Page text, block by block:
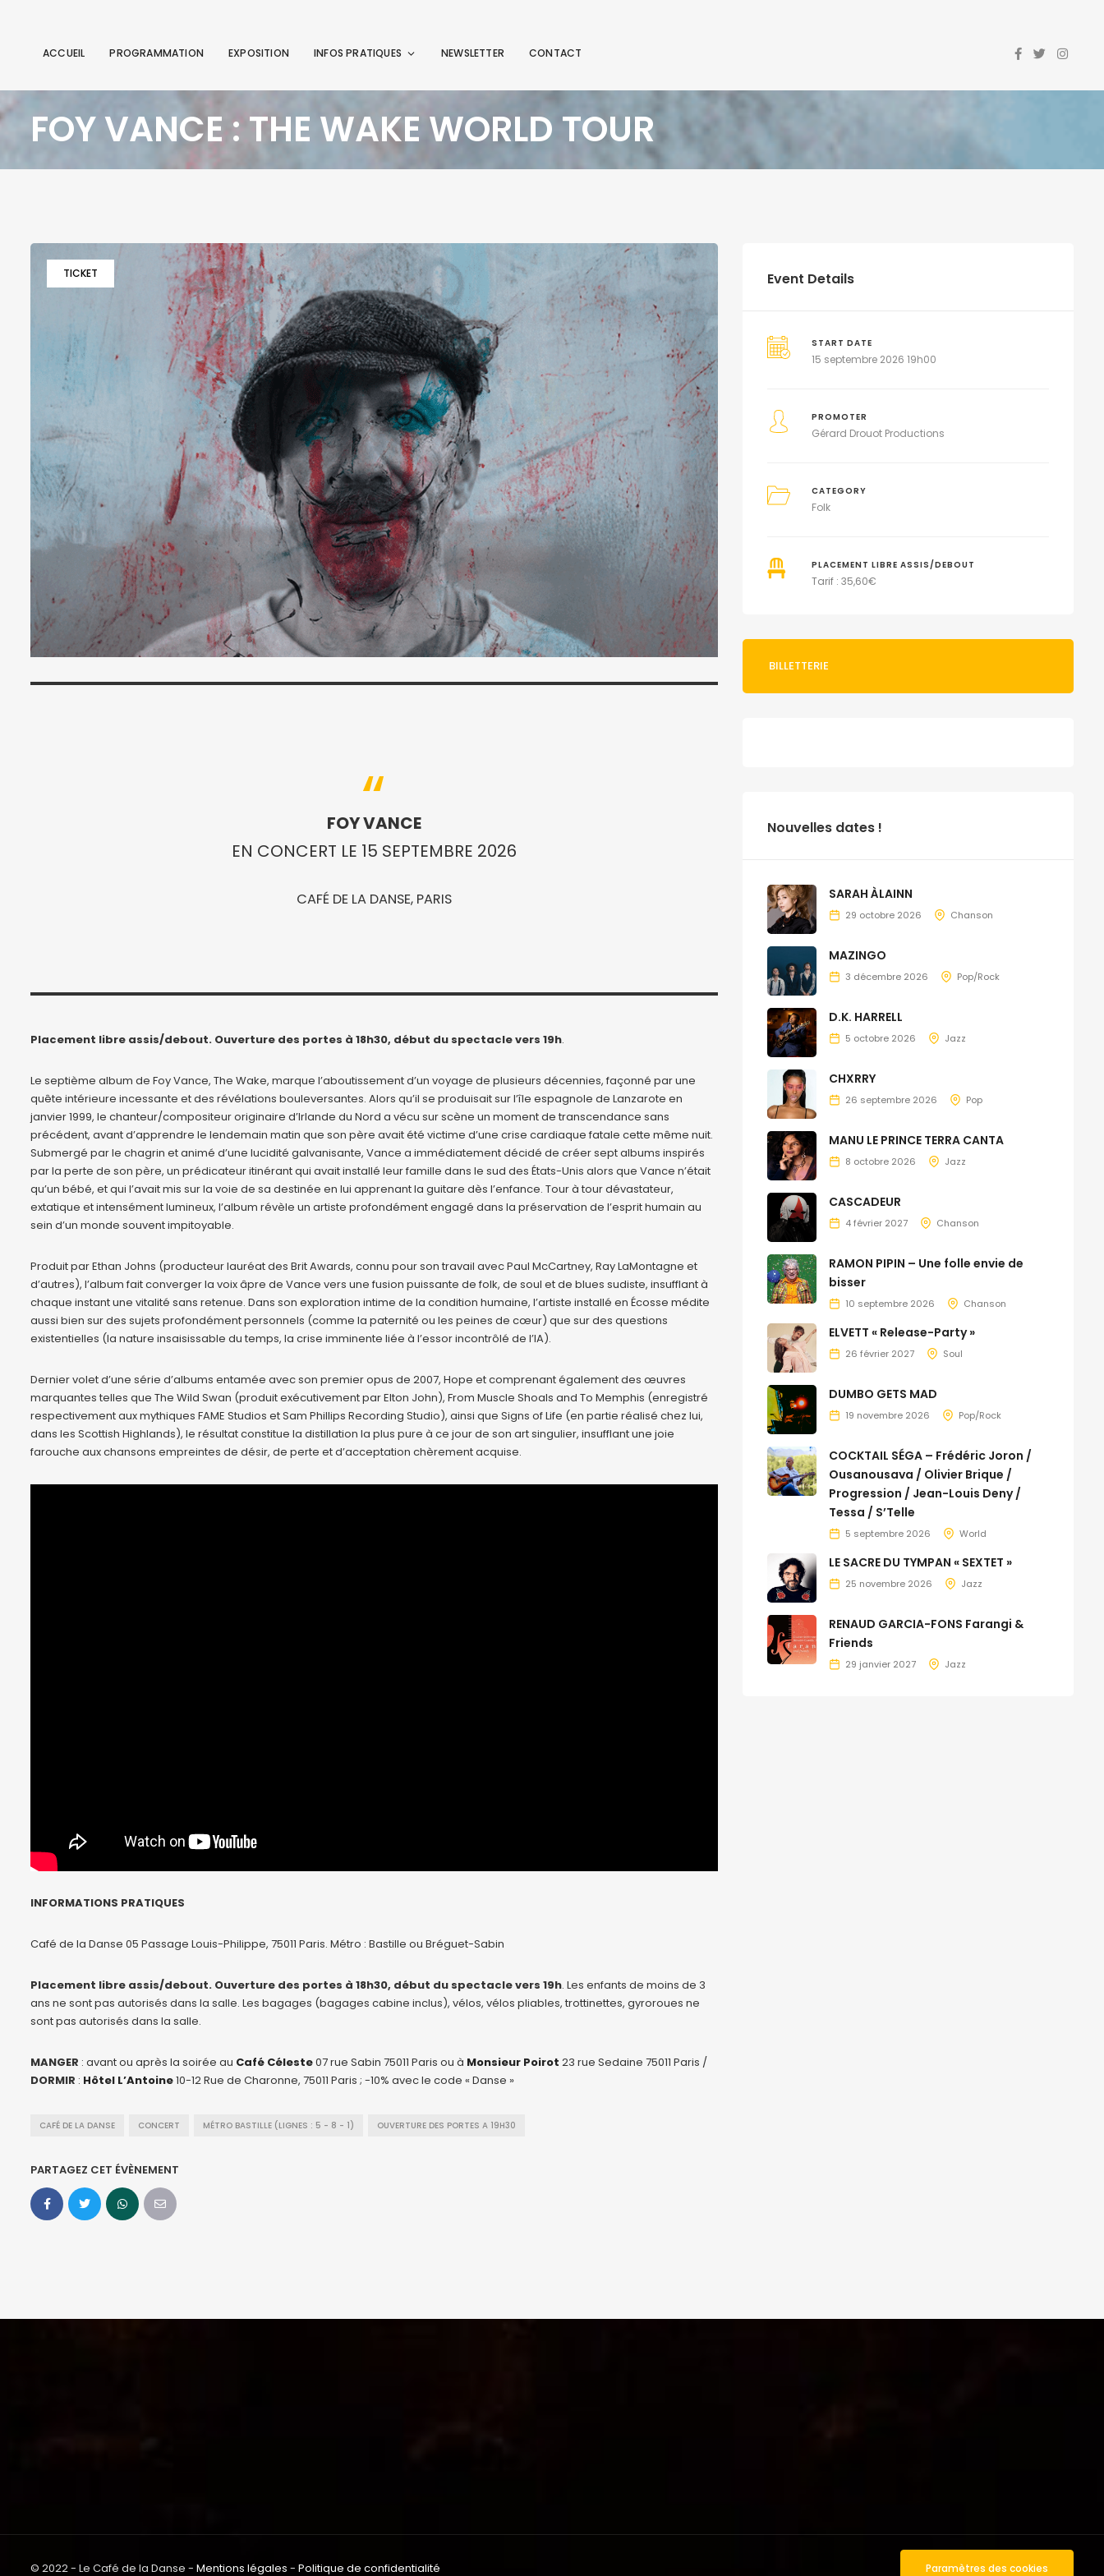
ACCUEIL PROGRAMMATION EXPOSITION INFOS PRATIQUES NEWSLETTER CONTACT
FOY VANCE : THE WAKE WORLD TOUR
TICKET
FOY VANCE
EN CONCERT LE 15 SEPTEMBRE 2026
CAFÉ DE LA DANSE, PARIS
Placement libre assis/debout. Ouverture des portes à 18h30, début du spectacle vers 19h.
Le septième album de Foy Vance, The Wake, marque l’aboutissement d’un voyage de plusieurs décennies, façonné par une
quête intérieure incessante et des révélations bouleversantes. Alors qu’il se produisait sur l’île espagnole de Lanzarote en
janvier 1999, le chanteur/compositeur originaire d’Irlande du Nord a vécu sur scène un moment de transcendance sans
précédent, avant d’apprendre le lendemain matin que son père avait été victime d’une crise cardiaque fatale cette même nuit.
Submergé par le chagrin et animé d’une lucidité galvanisante, Vance a immédiatement décidé de créer sept albums inspirés
par la perte de son père, un prédicateur itinérant qui avait installé leur famille dans le sud des États-Unis alors que Vance n’était
qu’un bébé, et qui l’avait mis sur la voie de sa destinée en lui apprenant la guitare dès l’enfance. Tour à tour dévastateur,
extatique et intensément lumineux, l’album révèle un artiste profondément engagé dans la préservation de l’esprit humain au
sein d’un monde souvent impitoyable.
Produit par Ethan Johns (producteur lauréat des Brit Awards, connu pour son travail avec Paul McCartney, Ray LaMontagne et
d’autres), l’album fait converger la voix âpre de Vance vers une fusion puissante de folk, de soul et de blues sudiste, insufflant à
chaque instant une vitalité sans retenue. Dans son exploration intime de la condition humaine, l’artiste installé en Écosse médite
aussi bien sur des sujets profondément personnels (comme la paternité ou les peines de cœur) que sur des questions
existentielles (la nature insaisissable du temps, la crise imminente liée à l’essor incontrôlé de l’IA).
Dernier volet d’une série d’albums entamée avec son premier opus de 2007, Hope et comprenant également des œuvres
marquantes telles que The Wild Swan (produit exécutivement par Elton John), From Muscle Shoals and To Memphis (enregistré
respectivement aux mythiques FAME Studios et Sam Phillips Recording Studio), ainsi que Signs of Life (en partie réalisé chez lui,
dans les Scottish Highlands), le résultat constitue la distillation la plus pure à ce jour de son art singulier, insufflant une joie
farouche aux chansons empreintes de désir, de perte et d’acceptation chèrement acquise.
INFORMATIONS PRATIQUES
Café de la Danse 05 Passage Louis-Philippe, 75011 Paris. Métro : Bastille ou Bréguet-Sabin
Placement libre assis/debout. Ouverture des portes à 18h30, début du spectacle vers 19h. Les enfants de moins de 3
ans ne sont pas autorisés dans la salle. Les bagages (bagages cabine inclus), vélos, vélos pliables, trottinettes, gyroroues ne
sont pas autorisés dans la salle.
MANGER : avant ou après la soirée au Café Céleste07 rue Sabin 75011 Paris ou à Monsieur Poirot 23 rue Sedaine 75011 Paris /
DORMIR : Hôtel L’Antoine10-12 Rue de Charonne, 75011 Paris ; -10% avec le code « Danse »
CAFÉ DE LA DANSE CONCERT MÉTRO BASTILLE (LIGNES : 5 - 8 - 1) OUVERTURE DES PORTES A 19H30
PARTAGEZ CET ÉVÈNEMENT
Event Details
START DATE
15 septembre 2026 19h00
PROMOTER
Gérard Drouot Productions
CATEGORY
Folk
PLACEMENT LIBRE ASSIS/DEBOUT
Tarif : 35,60€
BILLETTERIE
Nouvelles dates !
SARAH ÀLAINN
29 octobre 2026 Chanson
MAZINGO
3 décembre 2026 Pop/Rock
D.K. HARRELL
5 octobre 2026 Jazz
CHXRRY
26 septembre 2026 Pop
MANU LE PRINCE TERRA CANTA
8 octobre 2026 Jazz
CASCADEUR
4 février 2027 Chanson
RAMON PIPIN – Une folle envie de
bisser
10 septembre 2026 Chanson
ELVETT « Release-Party »
26 février 2027 Soul
DUMBO GETS MAD
19 novembre 2026 Pop/Rock
COCKTAIL SÉGA – Frédéric Joron /
Ousanousava / Olivier Brique /
Progression / Jean-Louis Deny /
Tessa / S’Telle
5 septembre 2026 World
LE SACRE DU TYMPAN « SEXTET »
25 novembre 2026 Jazz
RENAUD GARCIA-FONS Farangi &
Friends
29 janvier 2027 Jazz
© 2022 - Le Café de la Danse - Mentions légales - Politique de confidentialité Paramètres des cookies